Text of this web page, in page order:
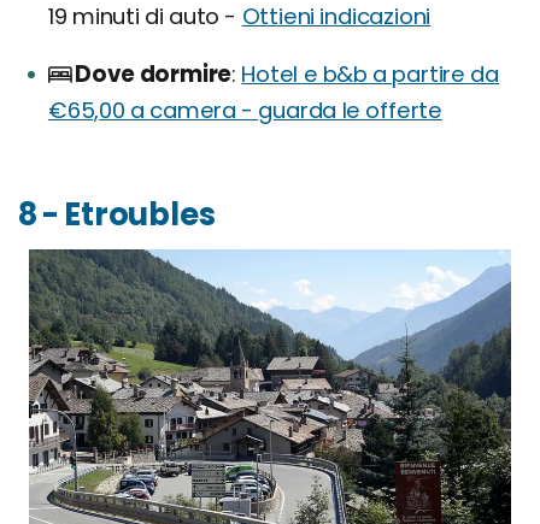
19 minuti di auto - Ottieni indicazioni
Dove dormire Hotel e b&b a partire da
€65,00 a camera - guarda le offerte
8 - Etroubles